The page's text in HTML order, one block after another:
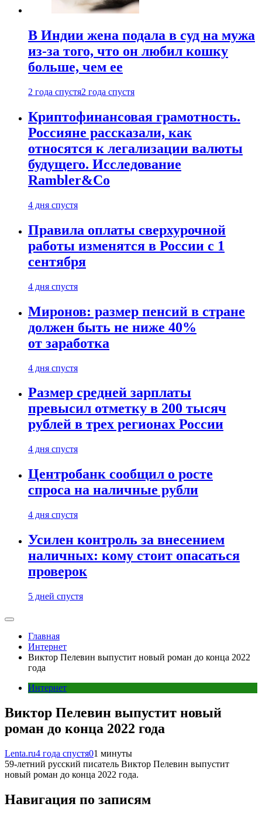
В Индии жена подала в суд на мужа
из-за того, что он любил кошку
больше, чем ее
2 года спустя2 года спустя
Криптофинансовая грамотность.
Россияне рассказали, как
относятся к легализации валюты
будущего. Исследование
Rambler&Co
4 дня спустя
Правила оплаты сверхурочной
работы изменятся в России с 1
сентября
4 дня спустя
Миронов: размер пенсий в стране
должен быть не ниже 40%
от заработка
4 дня спустя
Размер средней зарплаты
превысил отметку в 200 тысяч
рублей в трех регионах России
4 дня спустя
Центробанк сообщил о росте
спроса на наличные рубли
4 дня спустя
Усилен контроль за внесением
наличных: кому стоит опасаться
проверок
5 дней спустя
Главная
Интернет
Виктор Пелевин выпустит новый роман до конца 2022
года
Интернет
Виктор Пелевин выпустит новый
роман до конца 2022 года
Lenta.ru4 года спустя01 минуты
59-летний русский писатель Виктор Пелевин выпустит
новый роман до конца 2022 года.
Навигация по записям